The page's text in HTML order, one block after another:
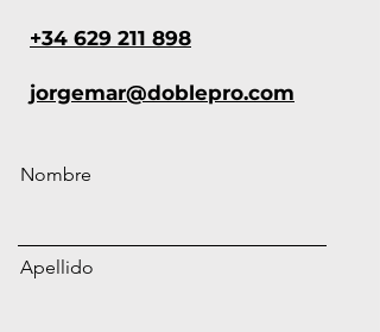
+34 629 211 898
jorgemar@doblepro.com
Nombre
Apellido